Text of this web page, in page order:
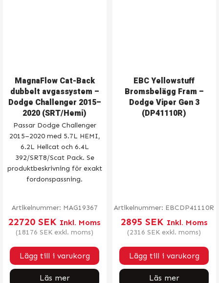
MagnaFlow Cat-Back
dubbelt avgassystem –
Dodge Challenger 2015–
2020 (SRT/Hemi)
Passar Dodge Challenger
2015–2020 med 5.7L HEMI,
6.2L Hellcat och 6.4L
392/SRT8/Scat Pack. Se
produktbeskrivning för exakt
fordonspassning.
Artikelnummer: MAG19367
22720 SEK Inkl. Moms
(18176 SEK exkl. moms)
Lägg till i varukorg
Läs mer
EBC Yellowstuff
Bromsbelägg Fram –
Dodge Viper Gen 3
(DP41110R)
Artikelnummer: EBCDP41110R
2895 SEK Inkl. Moms
(2316 SEK exkl. moms)
Lägg till i varukorg
Läs mer